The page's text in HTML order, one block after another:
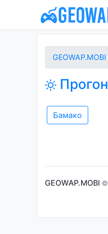
GEOWAP.MOBI
Бамако
GEOWAP.MOBI ©